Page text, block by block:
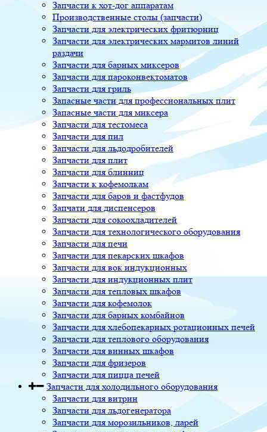
Запчасти к хот-дог аппаратам
Производственные столы (запчасти)
Запчасти для электрических фритюрниц
Запчасти для электрических мармитов линий
раздачи
Запчасти для барных миксеров
Запчасти для пароконвектоматов
Запчасти для гриль
Запасные части для профессиональных плит
Запасные части для миксера
Запчасти для тестомеса
Запчасти для пил
Запчасти для льдодробителей
Запчасти для плит
Запчасти для блинниц
Запчасти к кофемолкам
Запчасти для баров и фастфудов
Запчати для диспенсеров
Запчасти для сокоохладителей
Запчасти для технологического оборудования
Запчасти для печи
Запчасти для пекарских шкафов
Запчасти для вок индукционных
Запчасти для индукционных плит
Запчасти для тепловых шкафов
Запчасти для кофемолок
Запчасти для барных комбайнов
Запчасти для хлебопекарных ротационных печей
Запчасти для теплового оборудования
Запчасти для винных шкафов
Запчасти для фризеров
Запчасти для пицца печей
Запчасти для холодильного оборудования
Запчасти для витрин
Запчасти для льдогенератора
Запчасти для морозильников, ларей